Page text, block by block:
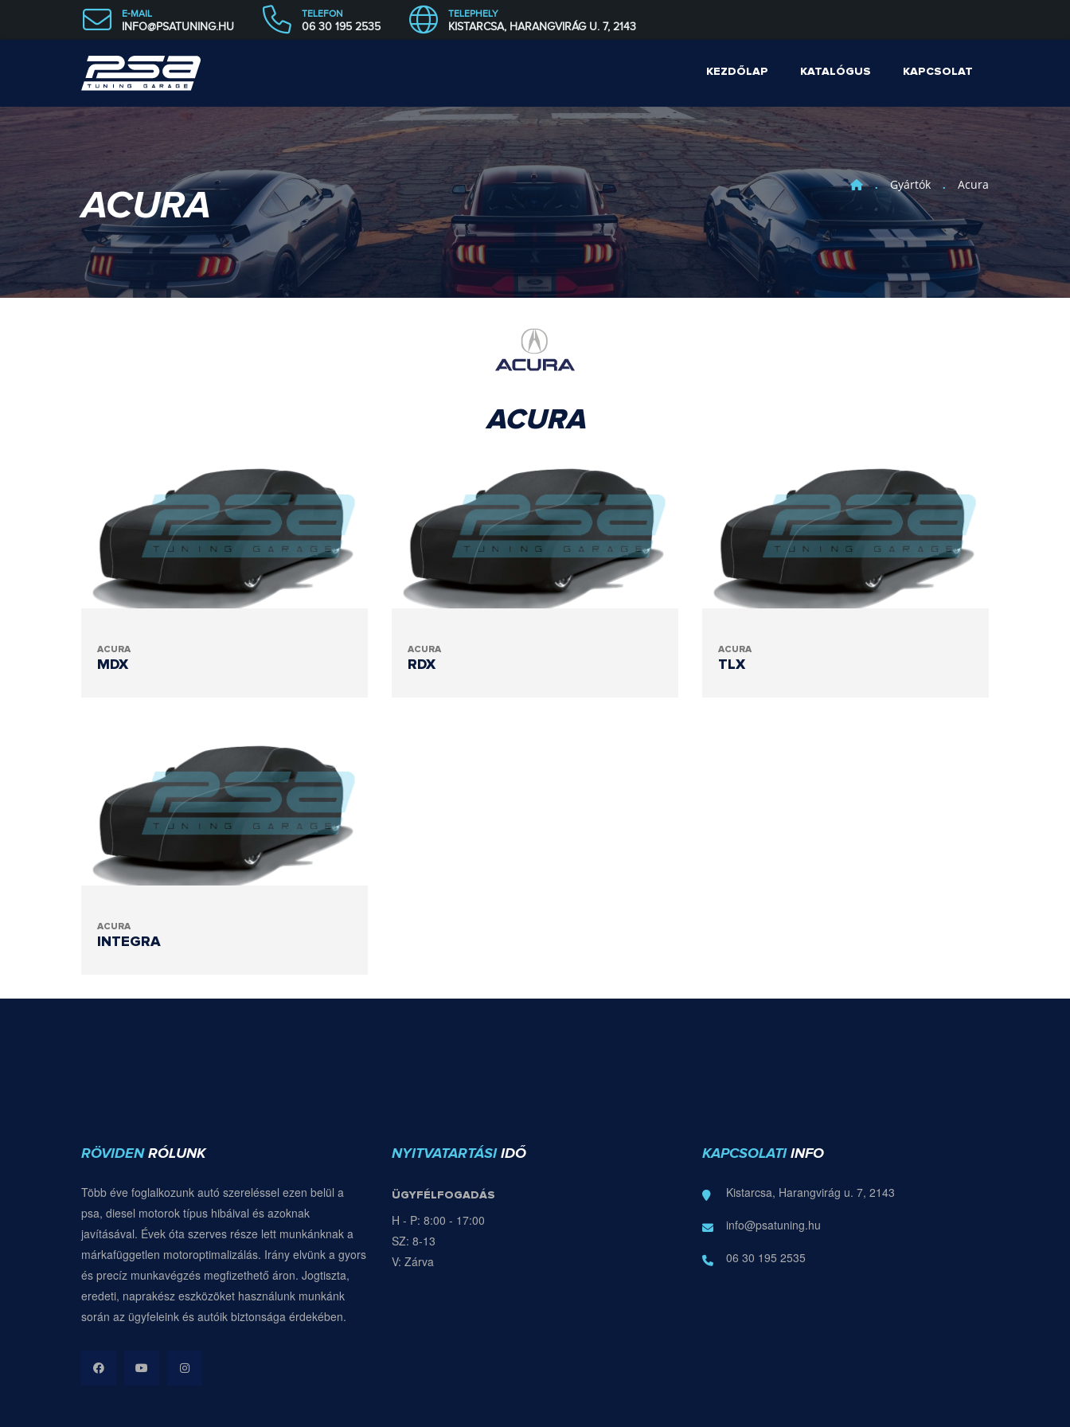
E-MAIL
INFO@PSATUNING.HU
TELEFON
06 30 195 2535
TELEPHELY
KISTARCSA, HARANGVIRÁG U. 7, 2143
KEZDŐLAP KATALÓGUS KAPCSOLAT
ACURA
Gyártók Acura
ACURA
ACURA
MDX
ACURA
RDX
ACURA
TLX
ACURA
INTEGRA
RÖVIDEN RÓLUNK
Több éve foglalkozunk autó szereléssel ezen belül a
psa, diesel motorok típus hibáival és azoknak
javításával. Évek óta szerves része lett munkánknak a
márkafüggetlen motoroptimalizálás. Irány elvünk a gyors
és precíz munkavégzés megfizethető áron. Jogtiszta,
eredeti, naprakész eszközöket használunk munkánk
során az ügyfeleink és autóik biztonsága érdekében.
NYITVATARTÁSI IDŐ
ÜGYFÉLFOGADÁS
H - P: 8:00 - 17:00
SZ: 8-13
V: Zárva
KAPCSOLATI INFO
Kistarcsa, Harangvirág u. 7, 2143
info@psatuning.hu
06 30 195 2535